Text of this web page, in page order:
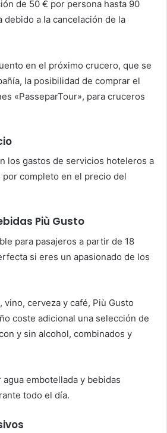
de 50 € por persona hasta 90
debido a la cancelación de la
en el próximo crucero, que se
la posibilidad de comprar el
«PasseparTour», para cruceros
los gastos de servicios hoteleros a
completo en el precio del
Più Gusto
para pasajeros a partir de 18
si eres un apasionado de los
vino, cerveza y café, Più Gusto
coste adicional una selección de
y sin alcohol, combinados y
embotellada y bebidas
todo el día.